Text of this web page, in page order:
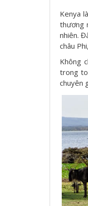
Kenya
thương
nhiên.
châu
Không
trong
chuyên